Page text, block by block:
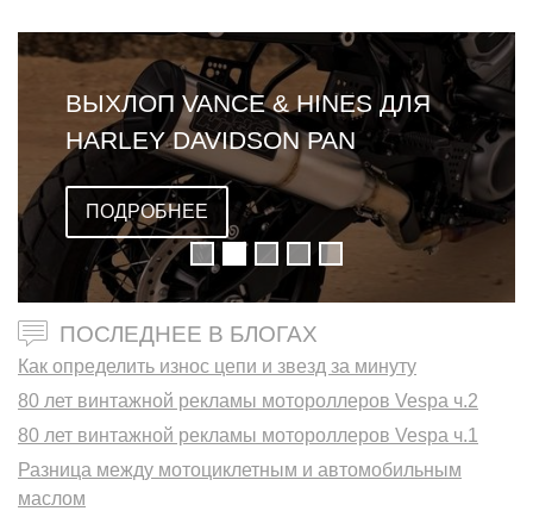
ВЫХЛОП VANCE & HINES ДЛЯ
HARLEY DAVIDSON PAN
AMERICA
ПОДРОБНЕЕ
ПОСЛЕДНЕЕ В БЛОГАХ
Как определить износ цепи и звезд за минуту
80 лет винтажной рекламы мотороллеров Vespa ч.2
80 лет винтажной рекламы мотороллеров Vespa ч.1
Разница между мотоциклетным и автомобильным
маслом